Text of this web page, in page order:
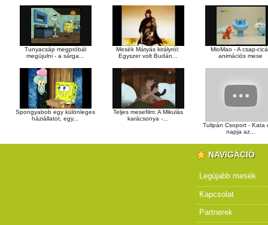
Tunyacsáp megpróbál
megújulni - a sárga...
Mesék Mátyás királyról:
Egyszer volt Budán...
MioMao - A csap-
animációs mese
Spongyabob egy különleges
háziállatot, egy...
Teljes mesefilm: A Mikulás
karácsonya -...
Tulipán Csoport - Kata
napja az...
NAVIGÁCIÓ
Legújabb mesék
Kapcsolat
Partnerek